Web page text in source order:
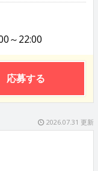
～22:00
応募する
2026.07.31 更新